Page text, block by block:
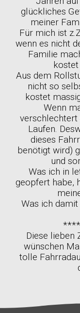
glückliches
meiner
Für mich ist
wenn es nicht
Familie
kostet
Aus dem
nicht so
kostet
Wenn
verschlechtert
Laufen.
dieses
benötigt wird)
und
Was ich in
geopfert habe,
Was ich
Diese lieben
wünschen
tolle